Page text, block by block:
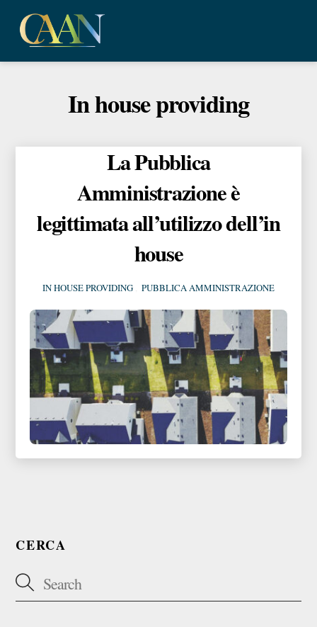
In house providing
La Pubblica
Amministrazione è
legittimata all’utilizzo dell’in
house
IN HOUSE PROVIDING PUBBLICA AMMINISTRAZIONE
CERCA